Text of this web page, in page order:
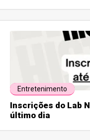
Entretenimento
Inscrições do Lab
último dia